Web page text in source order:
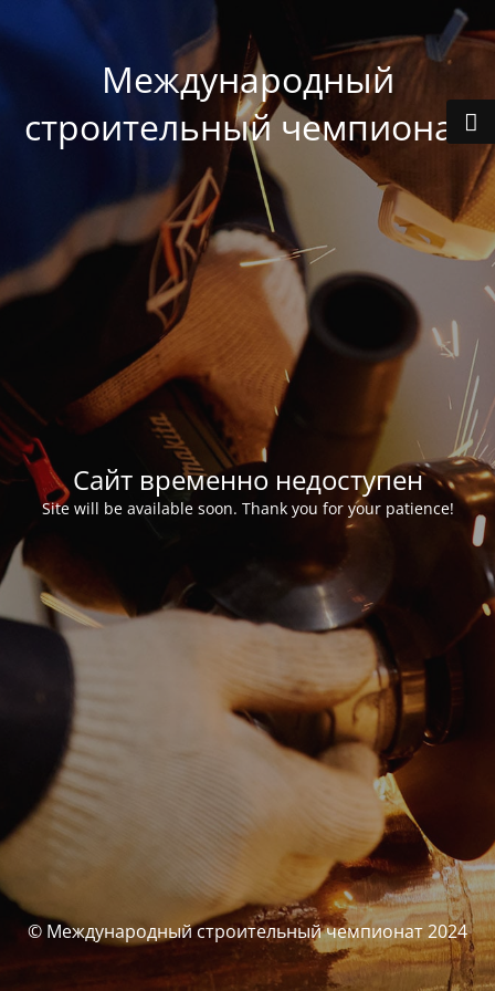
Международный
строительный чемпионат
Сайт временно недоступен
Site will be available soon. Thank you for your patience!
© Международный строительный чемпионат 2024